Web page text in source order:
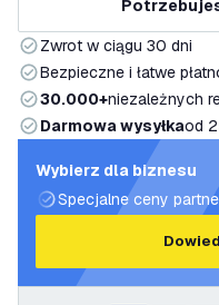
Zwrot w ciągu 30 dni
Bezpieczne i łatwe
30.000+niezależnych
Darmowa wysyłkaod
Wybierz dla biznesu
Specjalne ceny